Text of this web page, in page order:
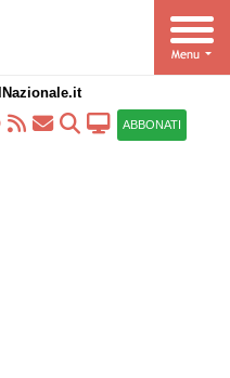
IlNazionale.it
ABBONATI